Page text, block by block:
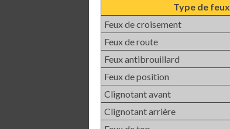
Type de feux
Feux de croisement
Feux de route
Feux antibrouillard
Feux de position
Clignotant avant
Clignotant arrière